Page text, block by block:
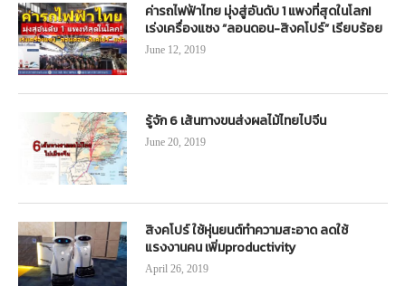
ค่ารถไฟฟ้าไทย มุ่งสู่อันดับ 1 แพงที่สุดในโลก!
เร่งเครื่องแซง “ลอนดอน-สิงคโปร์” เรียบร้อย
June 12, 2019
รู้จัก 6 เส้นทางขนส่งผลไม้ไทยไปจีน
June 20, 2019
สิงคโปร์ ใช้หุ่นยนต์ทำความสะอาด ลดใช้
แรงงานคน เพิ่มproductivity
April 26, 2019